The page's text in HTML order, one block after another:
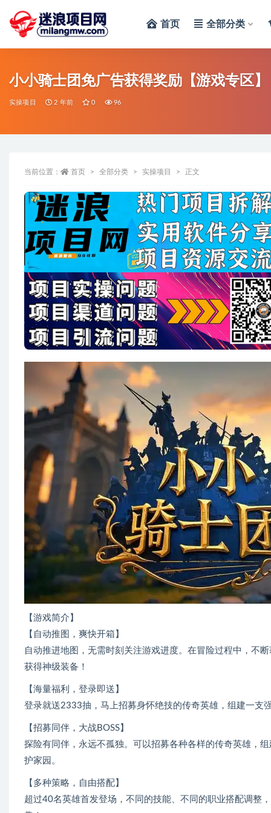
首页 全部分类
小小骑士团免广告获得奖励【游戏专区】
实操项目 2 年前 0 96
当前位置： 首页 全部分类 实操项目 正文
【游戏简介】
【自动推图，爽快开箱】
自动推进地图，无需时刻关注游戏进度。在冒险过程中，不
获得神级装备！
【海量福利，登录即送】
登录就送2333抽，马上招募身怀绝技的传奇英雄，组建一支
【招募同伴，大战BOSS】
探险有同伴，永远不孤独。可以招募各种各样的传奇英雄，
护家园。
【多种策略，自由搭配】
超过40名英雄首发登场，不同的技能、不同的职业搭配调整